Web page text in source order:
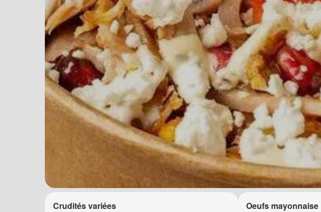
Crudités variées Oeufs mayonnaise